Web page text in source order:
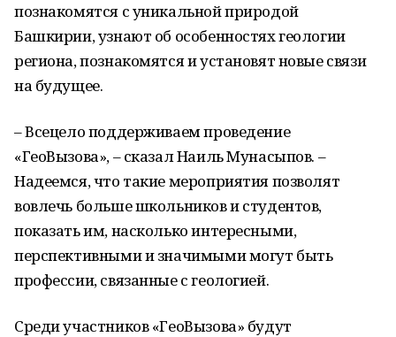
познакомятся с уникальной природой
Башкирии, узнают об особенностях геологии
региона, познакомятся и установят новые связи
на будущее.
– Всецело поддерживаем проведение
«ГеоВызова», – сказал Наиль Мунасыпов. –
Надеемся, что такие мероприятия позволят
вовлечь больше школьников и студентов,
показать им, насколько интересными,
перспективными и значимыми могут быть
профессии, связанные с геологией.
Среди участников «ГеоВызова» будут